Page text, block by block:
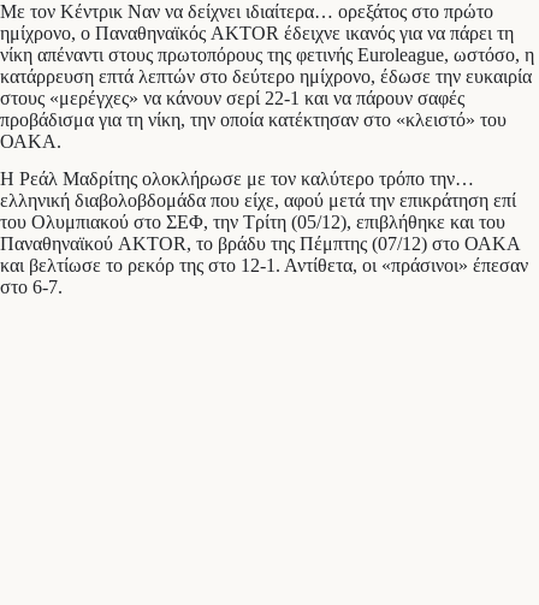
Με τον Κέντρικ Ναν να δείχνει ιδιαίτερα… ορεξάτος στο πρώτο
ημίχρονο, ο Παναθηναϊκός AKTOR έδειχνε ικανός για να πάρει τη
νίκη απέναντι στους πρωτοπόρους της φετινής Euroleague, ωστόσο, η
κατάρρευση επτά λεπτών στο δεύτερο ημίχρονο, έδωσε την ευκαιρία
στους «μερέγχες» να κάνουν σερί 22-1 και να πάρουν σαφές
προβάδισμα για τη νίκη, την οποία κατέκτησαν στο «κλειστό» του
ΟΑΚΑ.
Η Ρεάλ Μαδρίτης ολοκλήρωσε με τον καλύτερο τρόπο την…
ελληνική διαβολοβδομάδα που είχε, αφού μετά την επικράτηση επί
του Ολυμπιακού στο ΣΕΦ, την Τρίτη (05/12), επιβλήθηκε και του
Παναθηναϊκού AKTOR, το βράδυ της Πέμπτης (07/12) στο ΟΑΚΑ
και βελτίωσε το ρεκόρ της στο 12-1. Αντίθετα, οι «πράσινοι» έπεσαν
στο 6-7.